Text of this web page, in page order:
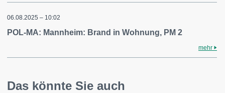
06.08.2025 – 10:02
POL-MA: Mannheim: Brand in Wohnung, PM 2
mehr
Das könnte Sie auch